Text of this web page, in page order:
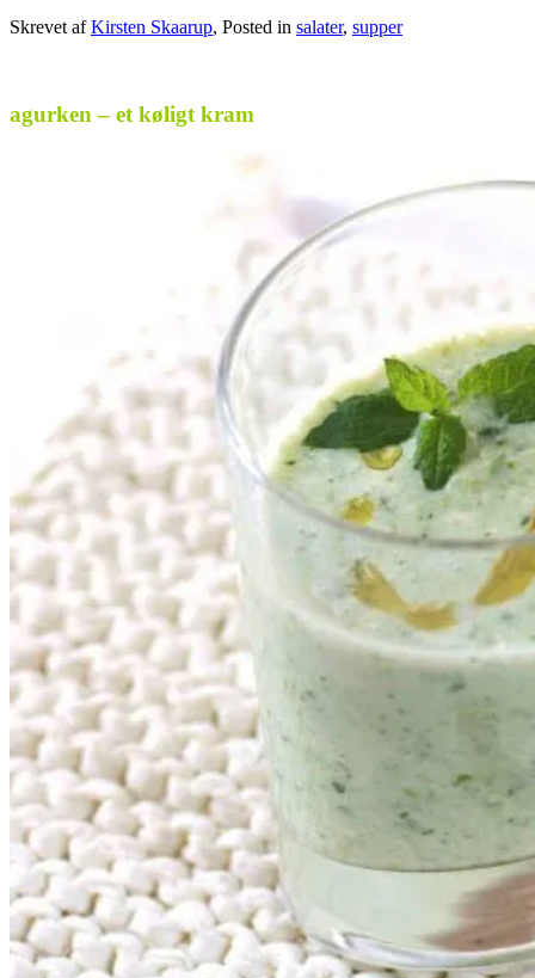
Skrevet afKirsten Skaarup, Posted in salater, supper
agurken – et køligt kram